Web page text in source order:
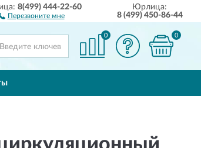
ПО ВСЕЙ РОССИИ
8(499) 444-22-60
Перезвоните мне
Юрлица:
8 (499) 450-86-44
0 0